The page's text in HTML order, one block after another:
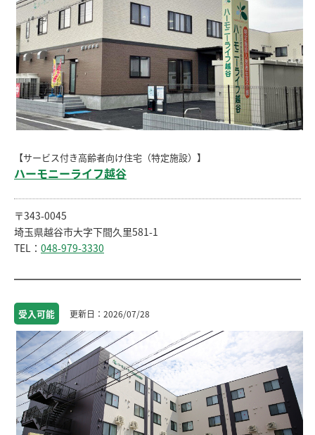
【サービス付き高齢者向け住宅（特定施設）】
ハーモニーライフ越谷
〒343-0045
埼⽟県越⾕市大字下間久里581-1
TEL： 048-979-3330
受入可能 2026/07/28